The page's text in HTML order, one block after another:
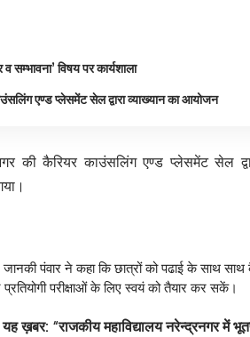
सम्भावना’ विषय पर कार्यशाला
एण्ड प्लेसमेंट सेल द्वारा व्याख्यान का आयोजन
की कैरियर काउंसलिंग एण्ड प्लेसमेंट सेल
जानकी पंवार ने कहा कि छात्रों को पढाई के साथ
परीक्षाओं के लिए स्वयं को तैयार कर सकें।
यह ख़बर: “राजकीय महाविद्यालय नरेन्द्रनगर में